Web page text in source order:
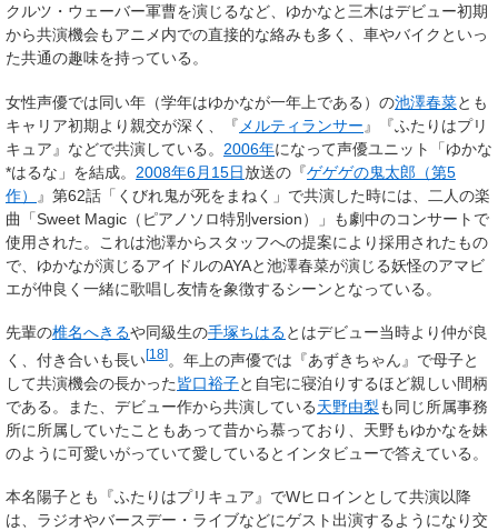
クルツ・ウェーバー軍曹を演じるなど、ゆかなと三木はデビュー初期
から共演機会もアニメ内での直接的な絡みも多く、車やバイクといっ
た共通の趣味を持っている。
女性声優では同い年（学年はゆかなが一年上である）の池澤春菜とも
キャリア初期より親交が深く、『 メルティランサー 』『ふたりはプリ
キュア』などで共演している。 2006年になって声優ユニット「ゆかな
*はるな」を結成。 2008年6月15日放送の『ゲゲゲの鬼太郎（第5
作）
』第62話「くびれ鬼が死をまねく」で共演した時には、二人の楽
曲「Sweet Magic（ピアノソロ特別version）」も劇中のコンサートで
使用された。これは池澤からスタッフへの提案により採用されたもの
で、ゆかなが演じるアイドルのAYAと池澤春菜が演じる妖怪のアマビ
エが仲良く一緒に歌唱し友情を象徴するシーンとなっている。
先輩の椎名へきるや同級生の手塚ちはるとはデビュー当時より仲が良
く、付き合いも長い[18] 。年上の声優では『あずきちゃん』で母子と
して共演機会の長かった皆口裕子と自宅に寝泊りするほど親しい間柄
である。また、デビュー作から共演している天野由梨も同じ所属事務
所に所属していたこともあって昔から慕っており、天野もゆかなを妹
のように可愛いがっていて愛しているとインタビューで答えている。
本名陽子とも『ふたりはプリキュア』でWヒロインとして共演以降
は、ラジオやバースデー・ライブなどにゲスト出演するようになり交